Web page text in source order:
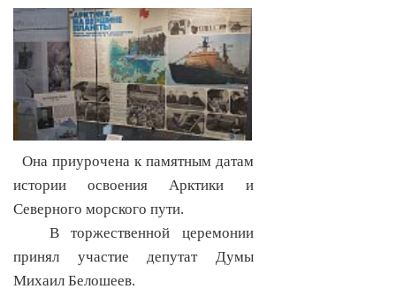
Она приурочена к памятным датам
истории освоения Арктики и
Северного морского пути.
В торжественной церемонии
принял участие депутат Думы
Михаил Белошеев.